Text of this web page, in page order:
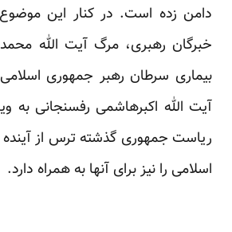
دامن زده است. در کنار این
خبرگان رهبری، مرگ آیت الله
بیماری سرطان رهبر جمهوری
آیت الله اکبرهاشمی رفسنجانی به
ریاست جمهوری گذشته ترس از
اسلامی را نیز برای آنها به همراه دارد.